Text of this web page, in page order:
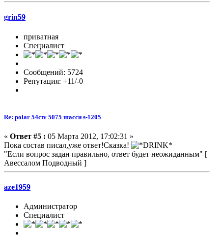
grin59
приватная
Специалист
Сообщений: 5724
Репутация: +11/-0
Re: polar 54ctv 5075 шасси s-1205
« Ответ #5 : 05 Марта 2012, 17:02:31 »
Пока состав писал,уже ответ!Сказка!
"Если вопрос задан правильно, ответ будет неожиданным" [
Авессалом Подводный ]
aze1959
Администратор
Специалист